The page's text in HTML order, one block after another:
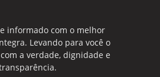
informado com o melhor
Levando para você o
a verdade, dignidade e